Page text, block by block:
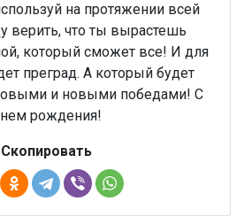
на протяжении всей
верить, что ты вырастешь
который сможет все! И для
преград. А который будет
и новыми победами! С
рождения!
Скопировать